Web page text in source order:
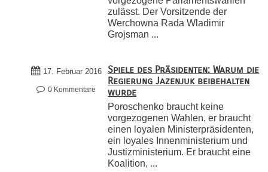
zulässt. Der Vorsitzende der
Werchowna Rada Wladimir
Grojsman ...
17. Februar 2016
0 Kommentare
Spiele des Präsidenten: Warum die
Regierung Jazenjuk beibehalten
wurde
Poroschenko braucht keine
vorgezogenen Wahlen, er braucht
einen loyalen Ministerpräsidenten,
ein loyales Innenministerium und
Justizministerium. Er braucht eine
Koalition, ...